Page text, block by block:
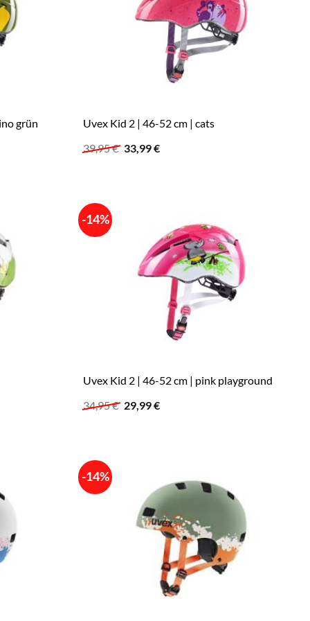
grün
Uvex Kid 2 | 46-52 cm | cats
39,95€ Ursprünglicher
Preis
33,99€Aktueller
-14%
Uvex Kid 2 | 46-52 cm | pink playground
34,95€ Ursprünglicher
Preis
29,99€Aktueller
-14%